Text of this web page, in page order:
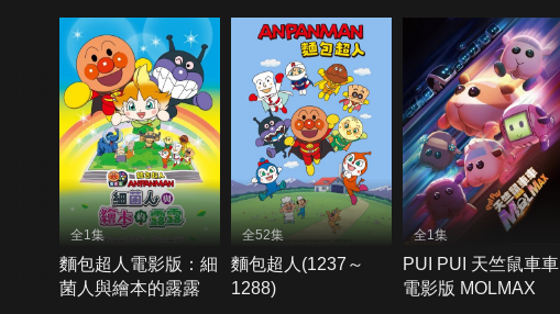
全1集
麵包超人電影版：細
菌人與繪本的露露
全52集
麵包超人(1237～
1288)
全1集
PUI PUI 天竺鼠車車
電影版 MOLMAX